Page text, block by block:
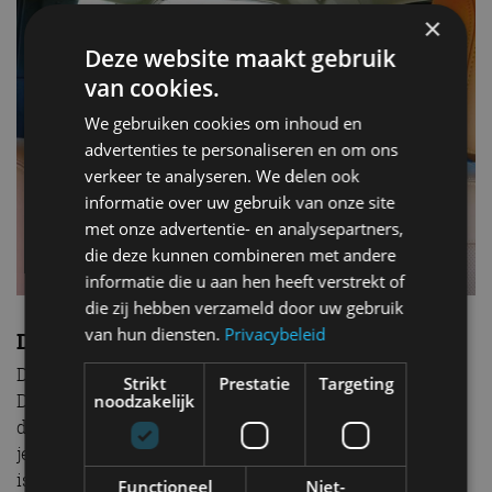
Derde zitrij
De derde zitrij maakt de 130 extra speciaal. De
Defender 110 kun je ook met extra zitrij krijgen, maar
daar passen alleen twee kleine kinderen. In de 130 zit
je als volwassen man ook prima helemaal achterin. Er
is zelfs stoelverwarming, bekerhouders en een glazen
×
Deze website maakt gebruik
van cookies.
We gebruiken cookies om inhoud en
advertenties te personaliseren en om ons
verkeer te analyseren. We delen ook
informatie over uw gebruik van onze site
met onze advertentie- en analysepartners,
die deze kunnen combineren met andere
informatie die u aan hen heeft verstrekt of
die zij hebben verzameld door uw gebruik
van hun diensten. Privacybeleid
Strikt
noodzakelijk
Prestatie Targeting
Functioneel
Niet-